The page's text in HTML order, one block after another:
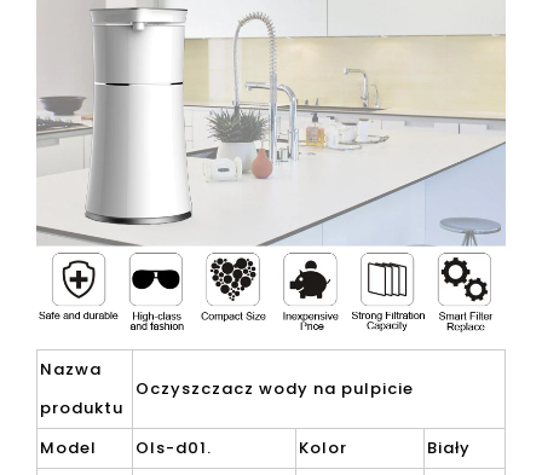
Nazwa
produktu
Oczyszczacz wody na pulpicie
Model Ols-d01. Kolor
Biały